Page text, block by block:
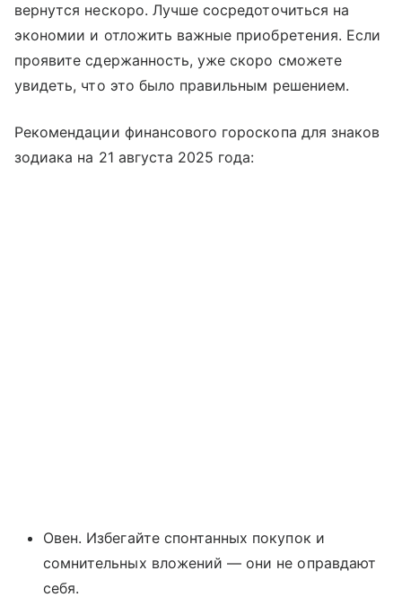
вернутся нескоро. Лучше сосредоточиться на
экономии и отложить важные приобретения. Если
проявите сдержанность, уже скоро сможете
увидеть, что это было правильным решением.
Рекомендации финансового гороскопа для знаков
зодиака на 21 августа 2025 года:
Овен. Избегайте спонтанных покупок и
сомнительных вложений — они не оправдают
себя.